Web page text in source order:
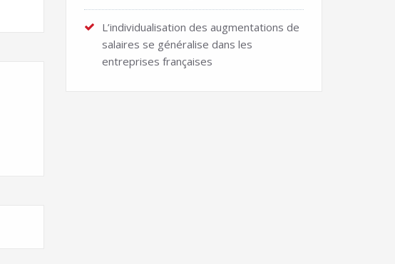
L’individualisation des augmentations de
salaires se généralise dans les
entreprises françaises